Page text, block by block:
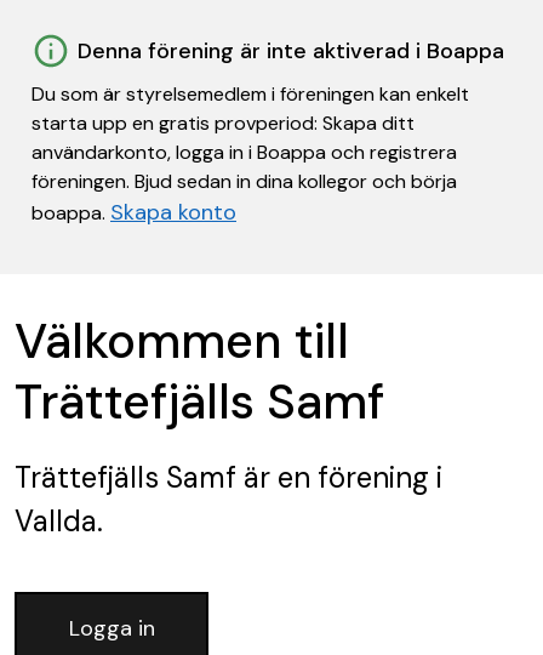
Denna förening är inte aktiverad i Boappa
Du som är styrelsemedlem i föreningen kan enkelt
starta upp en gratis provperiod: Skapa ditt
användarkonto, logga in i Boappa och registrera
föreningen. Bjud sedan in dina kollegor och börja
boappa. Skapa konto
Välkommen till
Trättefjälls Samf
Trättefjälls Samf är en förening i
Vallda.
Logga in